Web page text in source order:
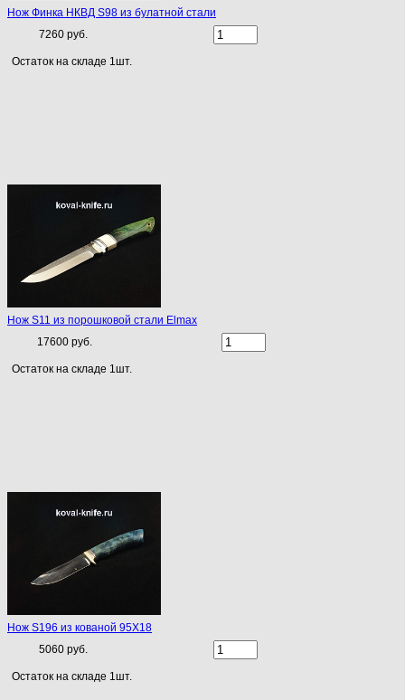
Нож Финка НКВД S98 из булатной стали
7260 руб.
Остаток на складе 1шт.
Нож S11 из порошковой стали Elmax
17600 руб.
Остаток на складе 1шт.
Нож S196 из кованой 95Х18
5060 руб.
Остаток на складе 1шт.